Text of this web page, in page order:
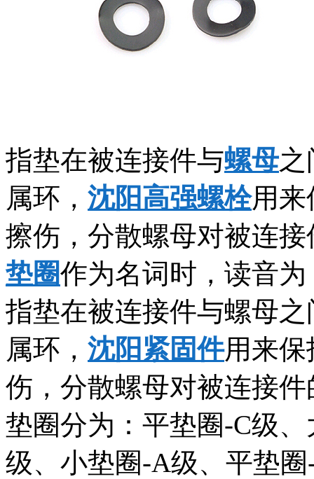
指垫在被连接件与螺母
属环， 沈阳高强螺栓用来
擦伤，分散螺母对被连
垫圈作为名词时，读音
指垫在被连接件与螺母
属环， 沈阳紧固件用来保
伤，分散螺母对被连接
垫圈分为：平垫圈-C级
级、小垫圈-A级、平垫